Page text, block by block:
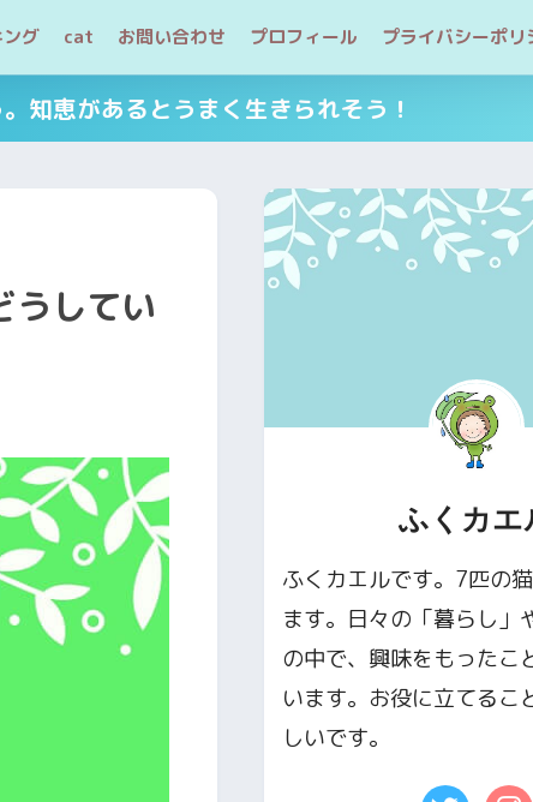
グ cat お問い合わせ プロフィール プライバシーポリ
知恵があるとうまく生きられそう！
うしてい
ふくカエ
ふくカエルです。7匹の
ます。日々の「暮らし」
の中で、興味をもったこ
います。お役に立てるこ
しいです。